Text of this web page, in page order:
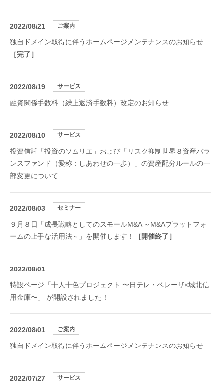
2022/08/21 ご案内
独自ドメイン取得に伴うホームページメンテナンスのお知らせ
［完了］
2022/08/19 サービス
融資関係手数料（繰上返済手数料）改定のお知らせ
2022/08/10 サービス
投資信託「投資のソムリエ」および「リスク抑制世界８資産バラ
ンスファンド（愛称：しあわせの一歩）」の資産配分ルールの一
部変更について
2022/08/03 セミナー
９月８日「成長戦略としてのスモールM&A ～M&Aプラットフォ
ームの上手な活用法～」を開催します！
［開催終了］
2022/08/01
特設ページ「十人十色プロジェクト 〜日テレ・ベレーザ×城北信
用金庫〜」 が開設されました！
2022/08/01 ご案内
独自ドメイン取得に伴うホームページメンテナンスのお知らせ
2022/07/27 サービス